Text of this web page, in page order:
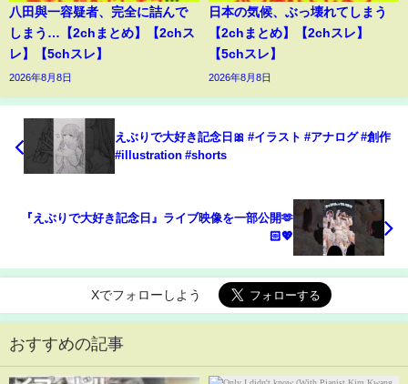
八田與一容疑者、完全に詰んで
しまう…【2chまとめ】【2chス
レ】【5chスレ】
2026年8月8日
日本の気候、ぶっ壊れてしまう
【2chまとめ】【2chスレ】
【5chスレ】
2026年8月8日
えぶりで大好き記念日🎀 #イラスト #アナログ #創作
#illustration #shorts
『えぶりで大好き記念日』ライブ映像を一部公開︎🫶
🏻💖
Xでフォローしよう
おすすめの記事